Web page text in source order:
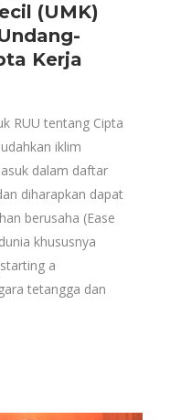
(UMK)
Kerja
RUU tentang Cipta
iklim
dalam daftar
diharapkan dapat
berusaha (Ease
khususnya
a
tetangga dan